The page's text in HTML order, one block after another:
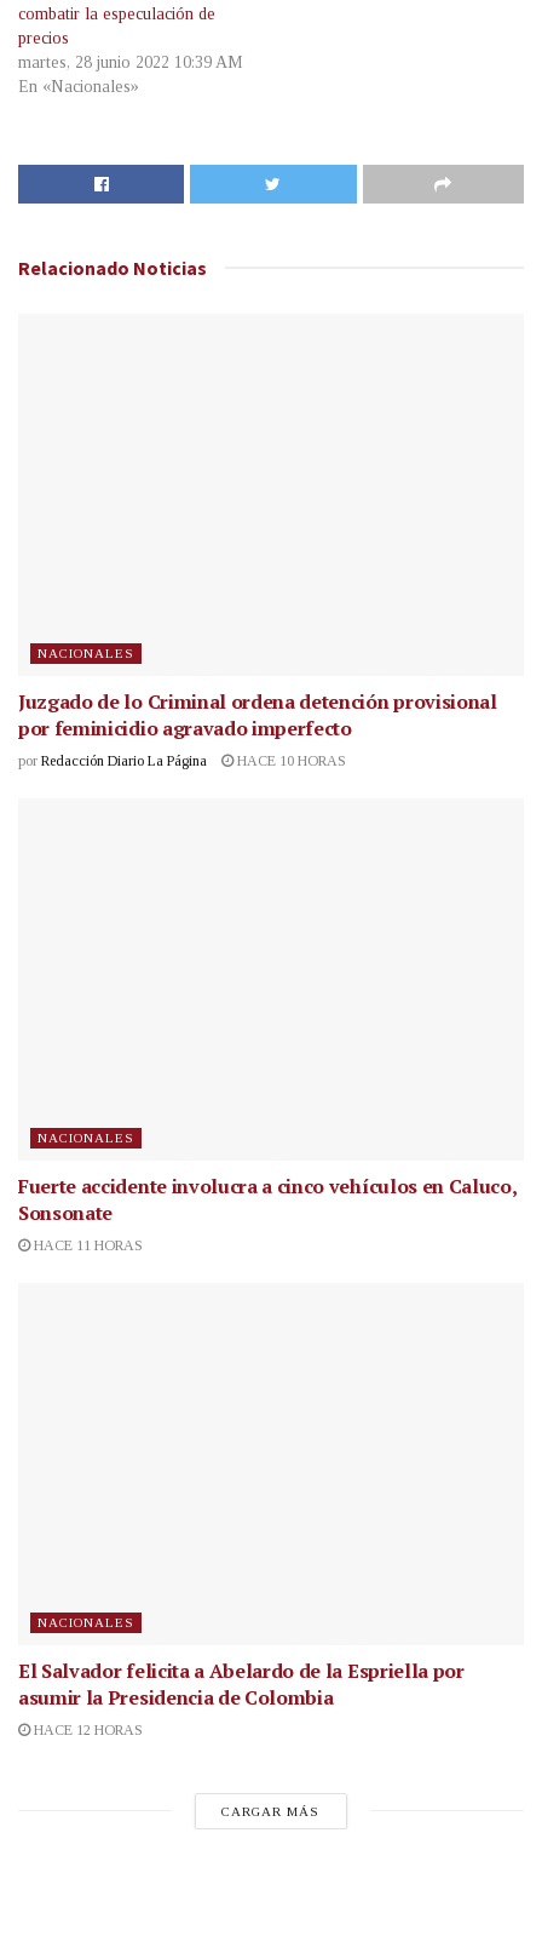
combatir la especulación de
precios
martes, 28 junio 2022 10:39 AM
En «Nacionales»
Relacionado Noticias
NACIONALES
Juzgado de lo Criminal ordena detención provisional
por feminicidio agravado imperfecto
por Redacción Diario La Página HACE 10 HORAS
NACIONALES
Fuerte accidente involucra a cinco vehículos en Caluco,
Sonsonate
HACE 11 HORAS
NACIONALES
El Salvador felicita a Abelardo de la Espriella por
asumir la Presidencia de Colombia
HACE 12 HORAS
CARGAR MÁS